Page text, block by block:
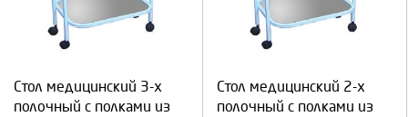
Стол медицинский 3-х
полочный с полками из
Стол медицинский 2-х
полочный с полками из